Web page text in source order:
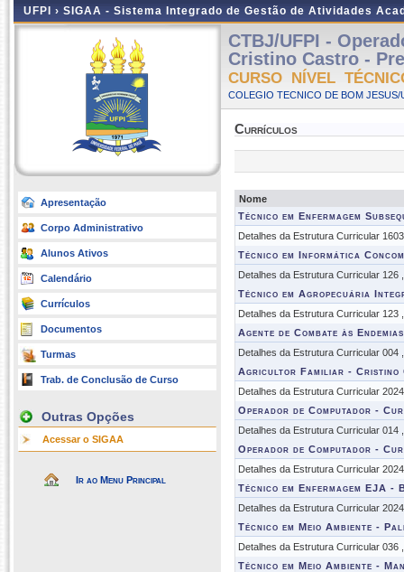
UFPI › SIGAA - Sistema Integrado de Gestão de Atividades
Apresentação
Corpo Administrativo
Alunos Ativos
Calendário
Currículos
Documentos
Turmas
Trab. de Conclusão de Curso
Outras Opções
Acessar o SIGAA
Ir ao Menu Principal
CTBJ/UFPI -
Cristino Castro -
CURSO NÍVEL
COLEGIO TECNICO DE BOM JESUS/
Currículos
Nome
Técnico em Enfermagem
Detalhes da Estrutura Curricular
Técnico em Informática
Detalhes da Estrutura Curricular 126
Técnico em Agropecuária
Detalhes da Estrutura Curricular 123
Agente de Combate às
Detalhes da Estrutura Curricular 004
Agricultor Familiar - Cristino
Detalhes da Estrutura Curricular
Operador de Computador -
Detalhes da Estrutura Curricular 014
Operador de Computador -
Detalhes da Estrutura Curricular
Técnico em Enfermagem EJA -
Detalhes da Estrutura Curricular
Técnico em Meio Ambiente -
Detalhes da Estrutura Curricular 036
Técnico em Meio Ambiente -